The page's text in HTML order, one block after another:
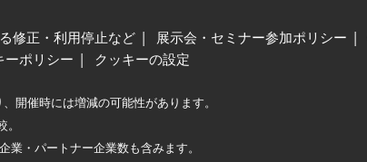
修正・利用停止など 展示会・セミナー参加ポリシー
ーポリシー クッキーの設定
開催時には増減の可能性があります。
・パートナー企業数も含みます。